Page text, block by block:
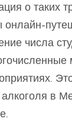
о таких
онлайн-
числа
в